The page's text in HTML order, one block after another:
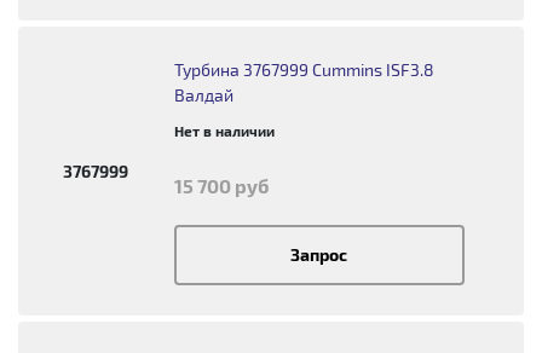
3767999
Турбина 3767999 Cummins ISF3.8
Валдай
Нет в наличии
15 700 руб
Запрос